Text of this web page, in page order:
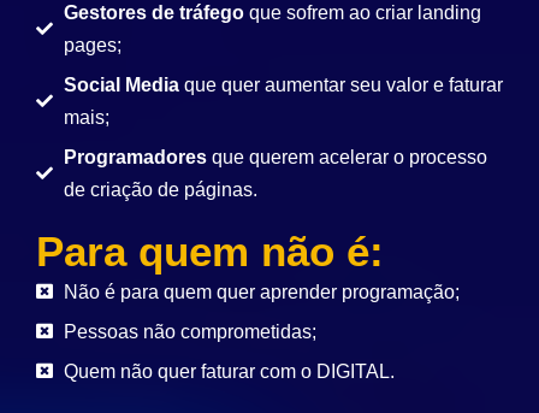
Gestores de tráfegoque sofrem ao criar landing
pages;
Social Media que quer aumentar seu valor e faturar
mais;
Programadores que querem acelerar o processo
de criação de páginas.
Para quem não é:
Não é para quem quer aprender programação;
Pessoas não comprometidas;
Quem não quer faturar com o DIGITAL.